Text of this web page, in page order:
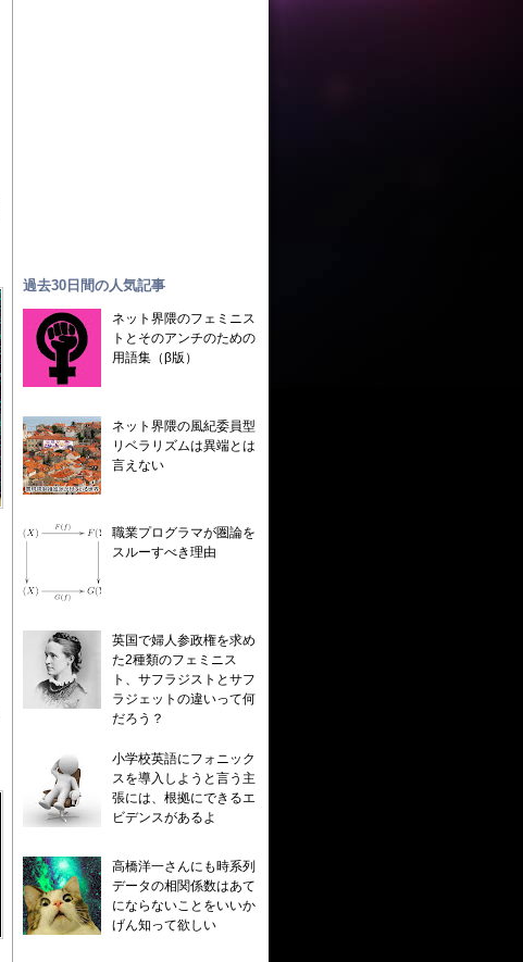
過去30日間の人気記事
ネット界隈のフェミニス
トとそのアンチのための
用語集（β版）
ネット界隈の風紀委員型
リベラリズムは異端とは
言えない
職業プログラマが圏論を
スルーすべき理由
英国で婦人参政権を求め
た2種類のフェミニス
ト、サフラジストとサフ
ラジェットの違いって何
だろう？
小学校英語にフォニック
スを導入しようと言う主
張には、根拠にできるエ
ビデンスがあるよ
高橋洋一さんにも時系列
データの相関係数はあて
にならないことをいいか
げん知って欲しい